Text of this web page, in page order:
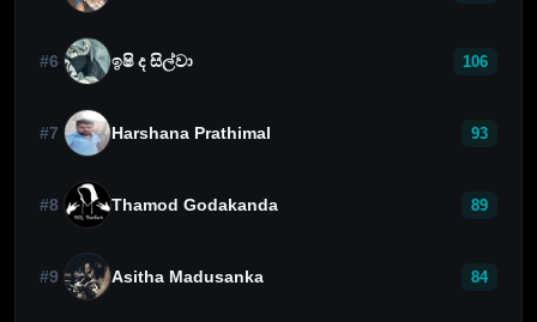
#6 ඉෂි ද සිල්වා 106
#7 Harshana Prathimal 93
#8 Thamod Godakanda 89
#9 Asitha Madusanka 84